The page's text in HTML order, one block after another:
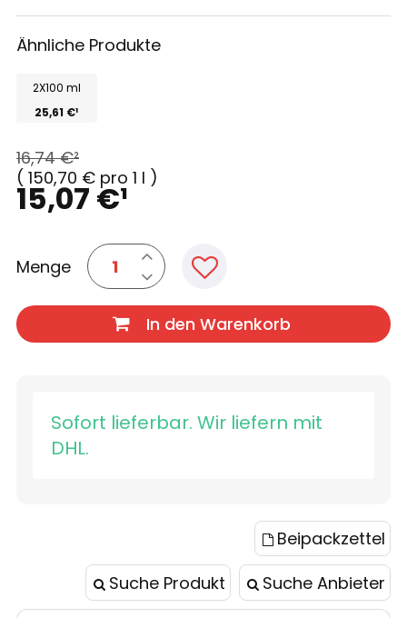
Ähnliche Produkte
2X100 ml
25,61 €¹
15,07 €¹
16,74 €²
( 150,70 € pro 1 l )
Menge
In den Warenkorb
Sofort lieferbar. Wir liefern mit
DHL.
Beipackzettel
Suche Produkt
Suche Anbieter